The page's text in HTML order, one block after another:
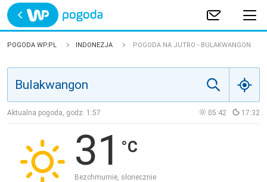
Trwa ładowanie
POLSKA
JAKOŚĆ POWIETRZA
POGODA WP.PL INDONEZJA POGODA NA JUTRO - BULAKWANGON
Aktualna pogoda, godz. 1:57 05:42 17:32
31
Bezchmurnie, słonecznie